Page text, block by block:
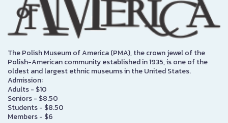
The Polish Museum of America (PMA), the crown jewel of the
Polish-American community established in 1935, is one of the
oldest and largest ethnic museums in the United States.
Admission:
Adults - $10
Seniors - $8.50
Students - $8.50
Members - $6